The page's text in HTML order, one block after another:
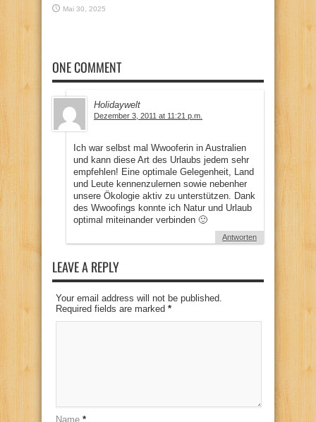
Mai 30, 2025
ONE COMMENT
Holidaywelt
Dezember 3, 2011 at 11:21 p.m.
Ich war selbst mal Wwooferin in Australien
und kann diese Art des Urlaubs jedem sehr
empfehlen! Eine optimale Gelegenheit, Land
und Leute kennenzulernen sowie nebenher
unsere Ökologie aktiv zu unterstützen. Dank
des Wwoofings konnte ich Natur und Urlaub
optimal miteinander verbinden 🙂
Antworten
LEAVE A REPLY
Your email address will not be published.
Required fields are marked *
Name *